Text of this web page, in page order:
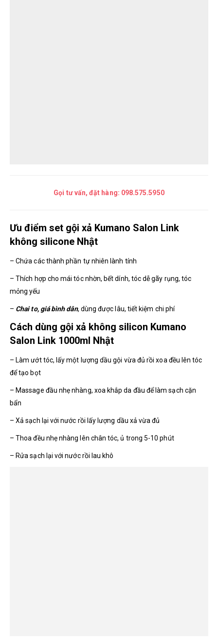
Gọi tư vấn, đặt hàng: 098.575.5950
Ưu điểm set gội xả Kumano Salon Link
không silicone Nhật
– Chứa các thành phần tự nhiên lành tính
– Thích hợp cho mái tóc nhờn, bết dính, tóc dễ gãy rụng, tóc
mỏng yếu
– Chai to, giá bình dân, dùng được lâu, tiết kiệm chi phí
Cách dùng gội xả không silicon Kumano
Salon Link 1000ml Nhật
– Làm ướt tóc, lấy một lượng dầu gội vừa đủ rồi xoa đều lên tóc
để tạo bọt
– Massage đầu nhẹ nhàng, xoa khắp da đầu để làm sạch cặn
bẩn
– Xả sạch lại với nước rồi lấy lượng dầu xả vừa đủ
– Thoa đều nhẹ nhàng lên chân tóc, ủ trong 5-10 phút
– Rửa sạch lại với nước rồi lau khô